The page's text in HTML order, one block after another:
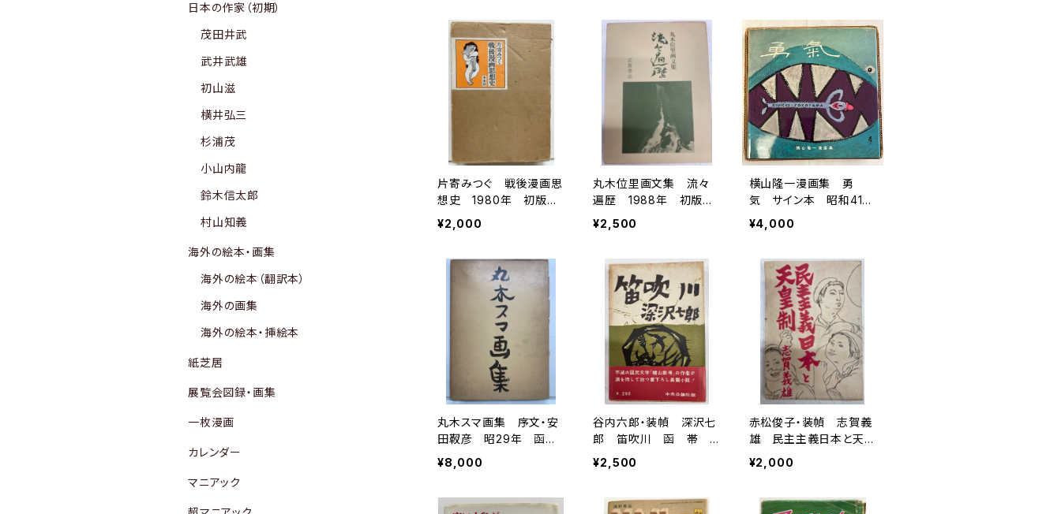
片寄みつぐ 戦後漫画思
想史 1980年 初版
函 未来社
¥2,000
丸木位里画文集 流々
遍歴 1988年 初版
岩波書店
¥2,500
横山隆一漫画集 勇
気 サイン本 昭和41
年 日本YMCA同盟出
版部刊
¥4,000
丸木スマ画集 序文・安
田靫彦 昭29年 函
大塔書店
¥8,000
谷内六郎・装幀 深沢七
郎 笛吹川 函 帯 1
958年（昭33） 初版
中央公論社
¥2,500
赤松俊子・装幀 志賀義
雄 民主主義日本と天皇
制 1946年（昭21） 新
生社
¥2,000
日本の作家（初期）
茂田井武
武井武雄
初山滋
横井弘三
杉浦茂
小山内龍
鈴木信太郎
村山知義
海外の絵本・画集
海外の絵本（翻訳本）
海外の画集
海外の絵本・挿絵本
紙芝居
展覧会図録・画集
一枚漫画
カレンダー
マニアック